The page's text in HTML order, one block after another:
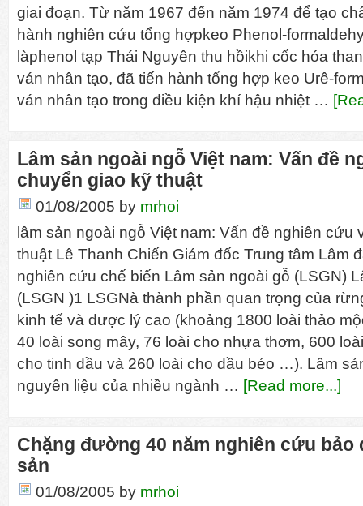
giai đoạn. Từ năm 1967 đến năm 1974 để tạo
hành nghiên cứu tổng hợpkeo Phenol-
làphenol tạp Thái Nguyên thu hồikhi cốc hóa
ván nhân tạo, đã tiến hành tổng hợp keo Urê-
ván nhân tạo trong điều kiện khí hậu nhiệt …
Lâm sản ngoài ngỗ Việt nam: Vấn đề
chuyển giao kỹ thuật
01/08/2005 by mrhoi
lâm sản ngoài ngỗ Việt nam: Vấn đề nghiên cứu
thuật Lê Thanh Chiến Giám đốc Trung tâm Lâm
nghiên cứu chế biến Lâm sản ngoài gỗ (LSGN)
(LSGN )1 LSGNà thành phần quan trọng của
kinh tế và dược lý cao (khoảng 1800 loài thảo
40 loài song mây, 76 loài cho nhựa thơm, 600
cho tinh dầu và 260 loài cho dầu béo …). Lâm
nguyên liệu của nhiều ngành … [Read more...]
Chặng đường 40 năm nghiên cứu bảo
sản
01/08/2005 by mrhoi